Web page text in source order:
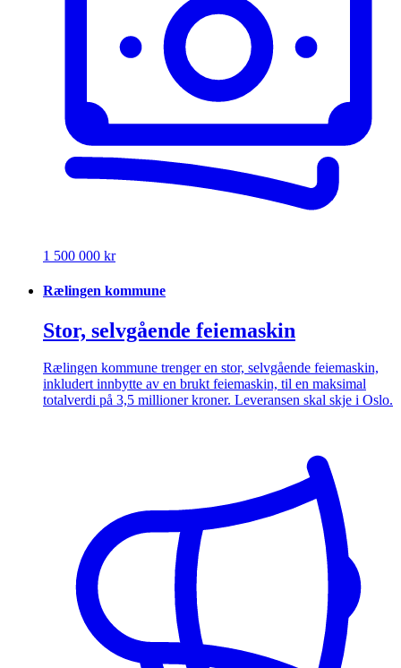
1 500 000 kr
Rælingen kommune
Stor, selvgående feiemaskin
Rælingen kommune trenger en stor, selvgående feiemaskin,
inkludert innbytte av en brukt feiemaskin, til en maksimal
totalverdi på 3,5 millioner kroner. Leveransen skal skje i Oslo.